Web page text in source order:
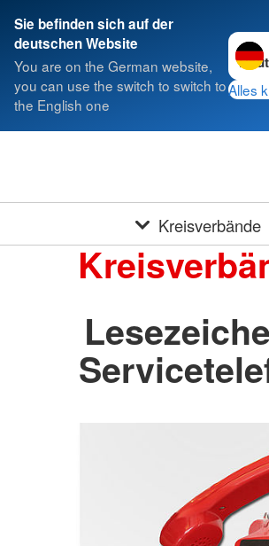
Sie befinden sich auf der
deutschen Website
You are on the German website,
you can use the switch to switch to
the English one
Alles
Kreisverbände